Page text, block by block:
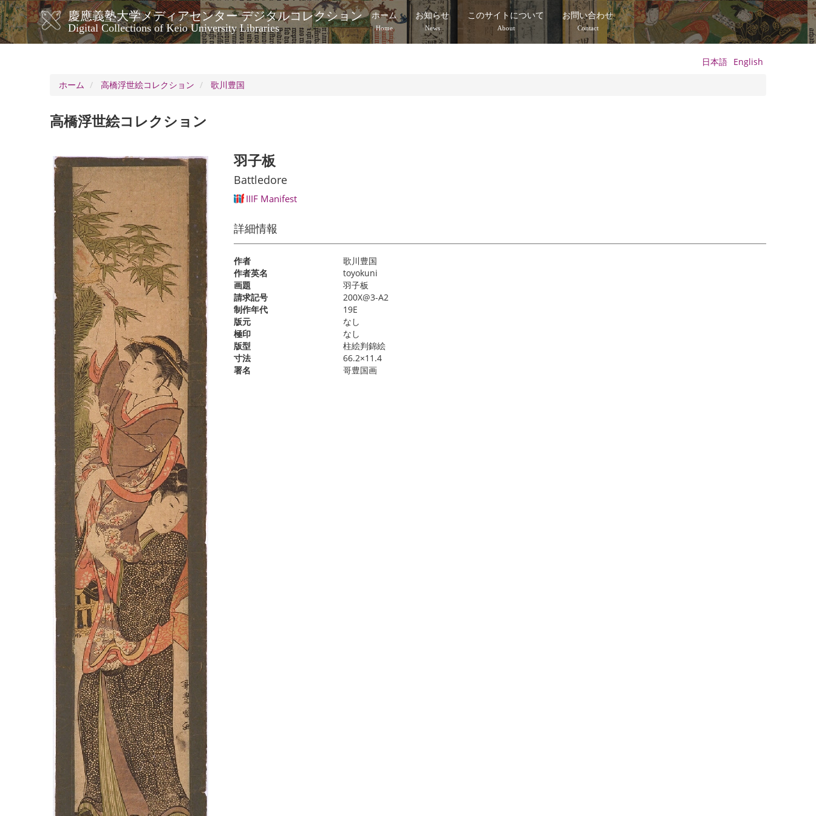
メ
イ
ン
コ
慶應義塾大学メディアセンター デジタルコレクション
Digital Collections of Keio University Libraries
メ
イ
ビ
ー
シ
ン
ホーム
Home
お知らせ
News
このサイトについて
About
お問い合わせ
Contact
日本語 English
ホーム
高橋浮世絵コレクション 歌川豊国
高橋浮世絵コレクション
羽子板
Battledore
IIIF Manifest
詳細情報
作者
歌川豊国
作者英名
toyokuni
画題
羽子板
請求記号
200X@3-A2
制作年代
19E
版元
なし
極印
なし
版型
柱絵判錦絵
寸法
66.2×11.4
署名
哥豊国画